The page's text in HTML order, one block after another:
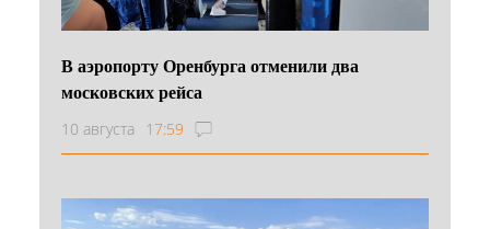
В аэропорту Оренбурга отменили два
московских рейса
10 августа 17:59